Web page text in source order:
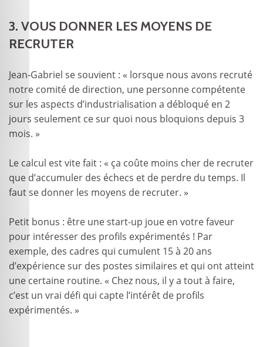
3. VOUS DONNER LES MOYENS DE
RECRUTER
Jean-Gabriel se souvient : « lorsque nous avons recruté
notre comité de direction, une personne compétente
sur les aspects d’industrialisation a débloqué en 2
jours seulement ce sur quoi nous bloquions depuis 3
mois. »
Le calcul est vite fait : « ça coûte moins cher de recruter
que d’accumuler des échecs et de perdre du temps. Il
faut se donner les moyens de recruter. »
Petit bonus : être une start-up joue en votre faveur
pour intéresser des profils expérimentés ! Par
exemple, des cadres qui cumulent 15 à 20 ans
d’expérience sur des postes similaires et qui ont atteint
une certaine routine. « Chez nous, il y a tout à faire,
c’est un vrai défi qui capte l’intérêt de profils
expérimentés. »